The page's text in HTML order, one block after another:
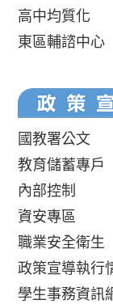
高中均質化
東區輔諮中心
國教署公文
教育儲蓄專戶
內部控制
資安專區
職業安全衛生
政策宣導執行
學生事務資訊